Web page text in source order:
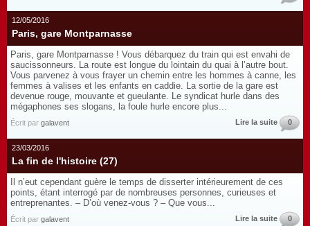
12/05/2016
Paris, gare Montparnasse
Paris, gare Montparnasse ! Vous débarquez du train qui est envahi de
saucissonneurs. La route est longue du lointain du quai à l’autre bout.
Vous parvenez à vous frayer un chemin entre les hommes à canne, les
femmes à valises et les enfants en caddie. La sortie de la gare est
devenue rouge, mouvante et gueulante. Le syndicat hurle dans des
mégaphones ses slogans, la foule hurle encore plus...
Écrit par galavent Lire la suite 0
23/03/2016
La fin de l'histoire (27)
Il n’eut cependant guère le temps de disserter intérieurement de ces
points, étant interrogé par de nombreuses personnes, curieuses et
entreprenantes. – D’où venez-vous ? – Que vous...
Écrit par galavent Lire la suite 0